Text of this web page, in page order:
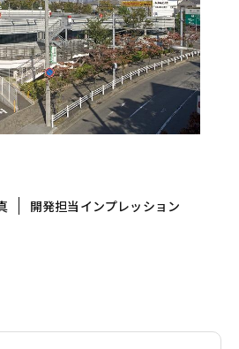
開発担当インプレッション